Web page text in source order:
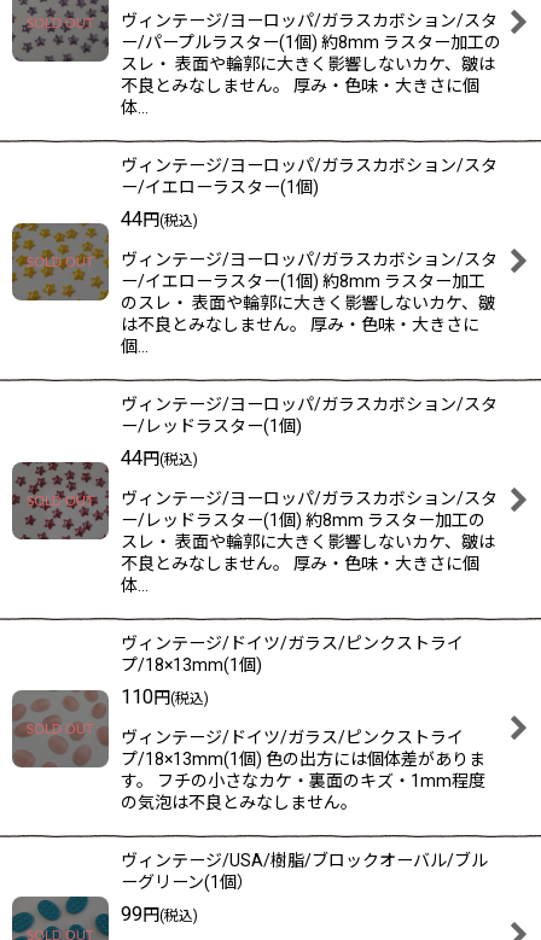
ヴィンテージ/ヨーロッパ/ガラスカボション/スタ
ー/パープルラスター(1個) 約8mm ラスター加工の
スレ・ 表面や輪郭に大きく影響しないカケ、皺は
不良とみなしません。 厚み・色味・大きさに個
体…
ヴィンテージ/ヨーロッパ/ガラスカボション/スタ
ー/イエローラスター(1個)
44円(税込)
ヴィンテージ/ヨーロッパ/ガラスカボション/スタ
ー/イエローラスター(1個) 約8mm ラスター加工
のスレ・ 表面や輪郭に大きく影響しないカケ、皺
は不良とみなしません。 厚み・色味・大きさに
個…
ヴィンテージ/ヨーロッパ/ガラスカボション/スタ
ー/レッドラスター(1個)
44円(税込)
ヴィンテージ/ヨーロッパ/ガラスカボション/スタ
ー/レッドラスター(1個) 約8mm ラスター加工の
スレ・ 表面や輪郭に大きく影響しないカケ、皺は
不良とみなしません。 厚み・色味・大きさに個
体…
ヴィンテージ/ドイツ/ガラス/ピンクストライ
プ/18×13mm(1個)
110円(税込)
ヴィンテージ/ドイツ/ガラス/ピンクストライ
プ/18×13mm(1個) 色の出方には個体差がありま
す。 フチの小さなカケ・裏面のキズ・1mm程度
の気泡は不良とみなしません。
ヴィンテージ/USA/樹脂/ブロックオーバル/ブル
ーグリーン(1個）
99円(税込)